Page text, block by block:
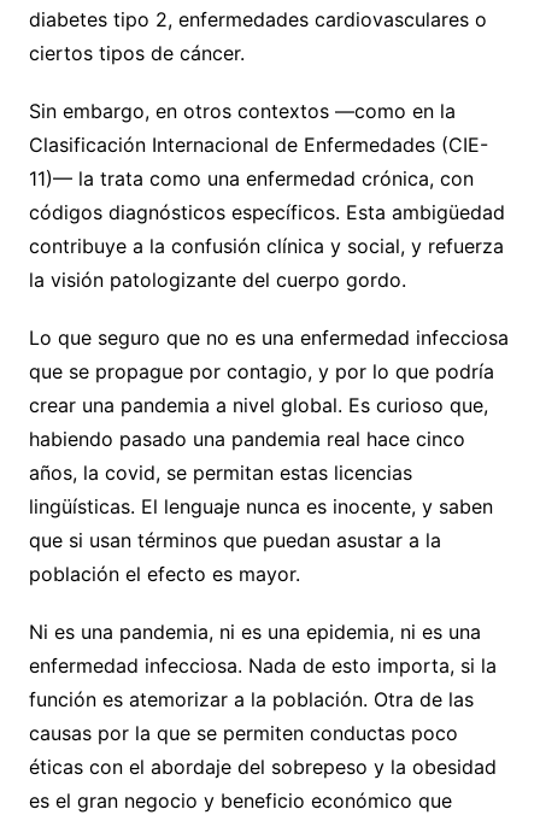
diabetes tipo 2, enfermedades cardiovasculares o
ciertos tipos de cáncer.
Sin embargo, en otros contextos —como en la
Clasificación Internacional de Enfermedades (CIE-
11)— la trata como una enfermedad crónica, con
códigos diagnósticos específicos. Esta ambigüedad
contribuye a la confusión clínica y social, y refuerza
la visión patologizante del cuerpo gordo.
Lo que seguro que no es una enfermedad infecciosa
que se propague por contagio, y por lo que podría
crear una pandemia a nivel global. Es curioso que,
habiendo pasado una pandemia real hace cinco
años, la covid, se permitan estas licencias
lingüísticas. El lenguaje nunca es inocente, y saben
que si usan términos que puedan asustar a la
población el efecto es mayor.
Ni es una pandemia, ni es una epidemia, ni es una
enfermedad infecciosa. Nada de esto importa, si la
función es atemorizar a la población. Otra de las
causas por la que se permiten conductas poco
éticas con el abordaje del sobrepeso y la obesidad
es el gran negocio y beneficio económico que